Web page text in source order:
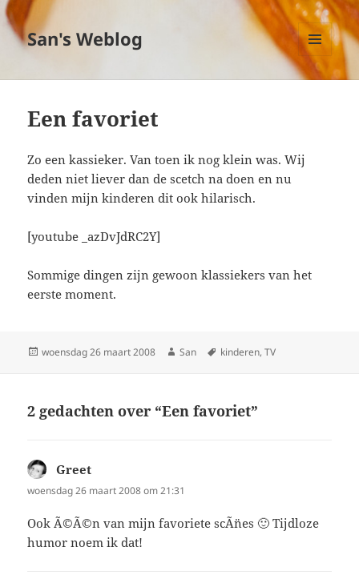
San's Weblog
MENU
EN
Een favoriet
Zo een kassieker. Van toen ik nog klein was. Wij
deden niet liever dan de scetch na doen en nu
vinden mijn kinderen dit ook hilarisch.
[youtube _azDvJdRC2Y]
Sommige dingen zijn gewoon klassiekers van het
eerste moment.
Geplaatst
woensdag 26 maart 2008 Auteur
San Tags
kinderen,TV
2 gedachten over “Een favoriet”
Greet
woensdag 26 maart 2008 om 21:31
Ook Ã©Ã©n van mijn favoriete scÃ¨nes 🙂 Tijdloze
humor noem ik dat!